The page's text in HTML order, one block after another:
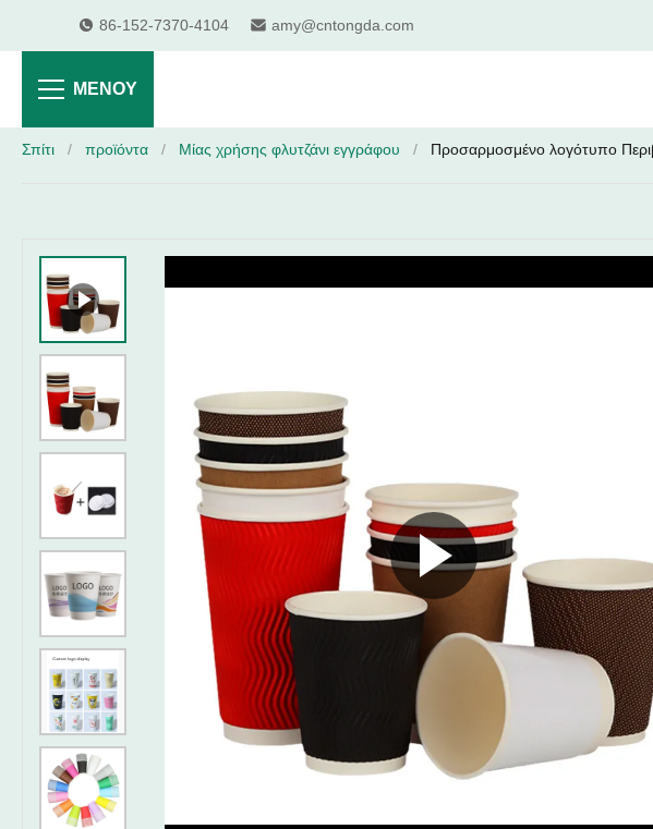
86-152-7370-4104 amy@cntongda.com
ΜΕΝΟΎ
Σπίτι / προϊόντα / Μίας χρήσης φλυτζάνι εγγράφου / Προσαρμοσμένο λογότυπο